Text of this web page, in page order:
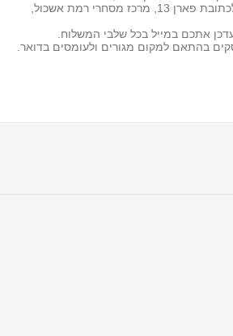
אפשר להחזיר את החבילה לכל אחד מסניפי The Cook store או בדואר לכתובת פארן 13, מרכז מסחרי רמת אשכול,
אתכם במייל בכל שלבי המשלוח.
₪59.00